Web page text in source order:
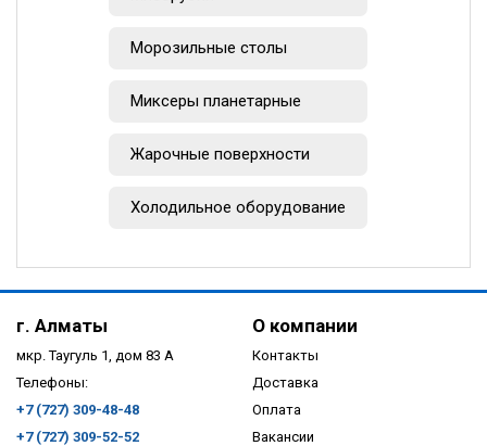
Морозильные столы
Миксеры планетарные
Жарочные поверхности
Холодильное оборудование
г. Алматы
мкр. Таугуль 1, дом 83 А
Телефоны:
+7 (727) 309-48-48
+7 (727) 309-52-52
О компании
Контакты
Доставка
Оплата
Вакансии